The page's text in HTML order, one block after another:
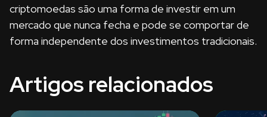
criptomoedas são uma forma de investir em um
mercado que nunca fecha e pode se comportar de
forma independente dos investimentos tradicionais.
Artigos relacionados